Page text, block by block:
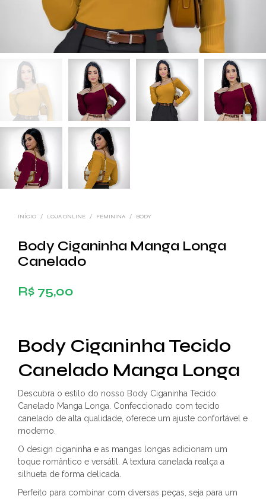
INÍCIO / LOJA ONLINE / FEMININA / BODY
Body Ciganinha Manga Longa
Canelado
R$ 75,00
Body Ciganinha Tecido
Canelado Manga Longa
Descubra o estilo do nosso Body Ciganinha Tecido
Canelado Manga Longa. Confeccionado com tecido
canelado de alta qualidade, oferece um ajuste confortável e
moderno.
O design ciganinha e as mangas longas adicionam um
toque romântico e versátil. A textura canelada realça a
silhueta de forma delicada.
Perfeito para combinar com diversas peças, seja para um